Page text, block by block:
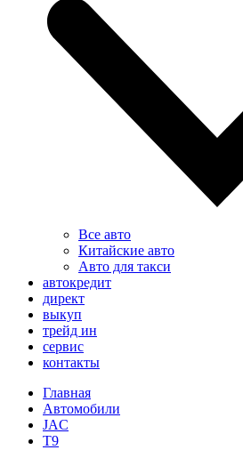
Все авто
Китайские авто
Авто для такси
автокредит
директ
выкуп
трейд ин
сервис
контакты
Главная
Автомобили
JAC
T9